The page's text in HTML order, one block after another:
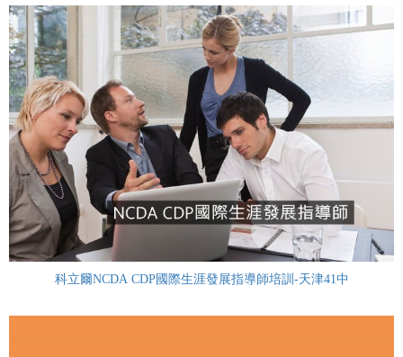
科立爾NCDA CDP國際生涯發展指導師培訓-天津41中